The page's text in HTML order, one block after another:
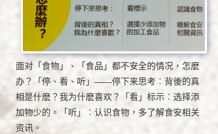
面对「食物」、「食品」都不安全的情况，怎麽
办？「停、看、听」——停下来思考︰背後的真
相是什麽？我为什麽喜欢？「看」标示︰选择添
加物少的。「听」︰认识食物，多了解食安相关
资讯。